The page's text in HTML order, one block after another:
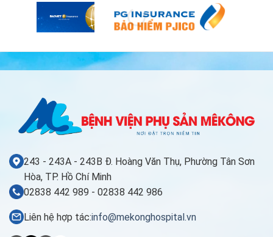
243 - 243A - 243B Đ. Hoàng Văn Thụ, Phường Tân Sơn
Hòa, TP. Hồ Chí Minh
02838 442 989 - 02838 442 986
Liên hệ hợp tác:info@mekonghospital.vn